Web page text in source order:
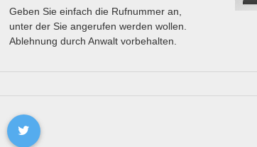
Geben Sie einfach die Rufnummer an,
unter der Sie angerufen werden wollen.
Ablehnung durch Anwalt vorbehalten.